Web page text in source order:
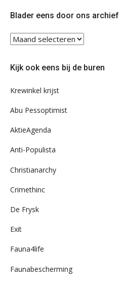
Blader eens door ons archief
Blader
eens
ons
Kijk ook eens bij de buren
Krewinkel krijst
Abu Pessoptimist
AktieAgenda
Anti-Populista
Christianarchy
Crimethinc
De Frysk
Exit
Fauna4life
Faunabescherming